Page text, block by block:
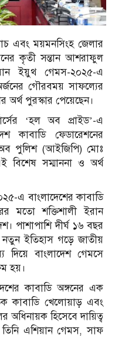
এবং ময়মনসিংহ জেলার
কৃতী সন্তান আশরাফুল
ইয়ুথ গেমস-২০২৫-এ
গৌরবময় সাফল্যের
অর্থ পুরস্কার পেয়েছেন।
‘হল অব প্রাইড’-এ
কাবাডি ফেডারেশনের
অব পুলিশ (আইজিপি) মোঃ
সম্মাননা ও অর্থ
এ বাংলাদেশের কাবাডি
মতো শক্তিশালী ইরান
পাশাপাশি দীর্ঘ ১৬ বছর
নতুন ইতিহাস গড়ে জাতীয়
বাংলাদেশ গেমসে
হয়।
কাবাডি অঙ্গনের এক
কাবাডি খেলোয়াড় এবং
অধিনায়ক হিসেবে দায়িত্ব
এশিয়ান গেমস, সাফ